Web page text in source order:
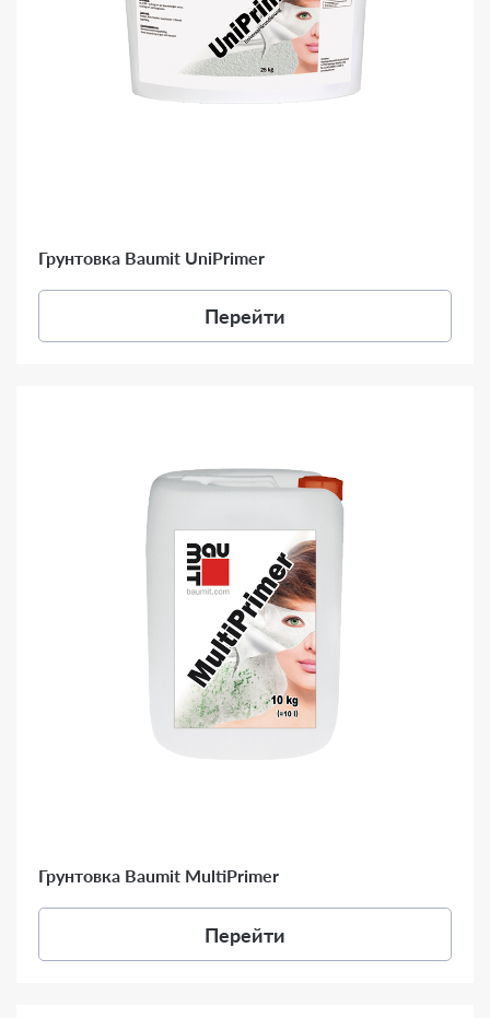
Грунтовка Baumit UniPrimer
Перейти
Грунтовка Baumit MultiPrimer
Перейти